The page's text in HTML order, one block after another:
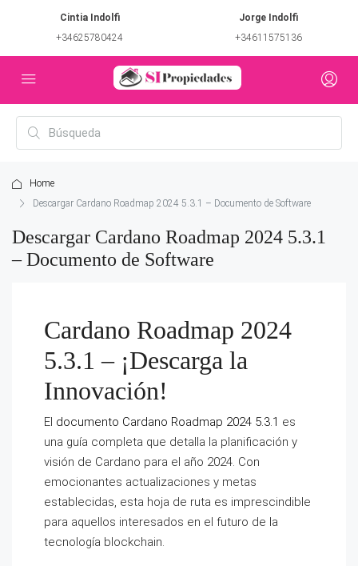
Cintia Indolfi
+34625780424
Jorge Indolfi
+34611575136
Home
Descargar Cardano Roadmap 2024 5.3.1 – Documento de Software
Descargar Cardano Roadmap 2024 5.3.1
– Documento de Software
Cardano Roadmap 2024
5.3.1 – ¡Descarga la
Innovación!
El documento Cardano Roadmap 2024 5.3.1 es
una guía completa que detalla la planificación y
visión de Cardano para el año 2024. Con
emocionantes actualizaciones y metas
establecidas, esta hoja de ruta es imprescindible
para aquellos interesados en el futuro de la
tecnología blockchain.